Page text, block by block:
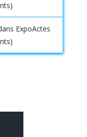
ExpoActes